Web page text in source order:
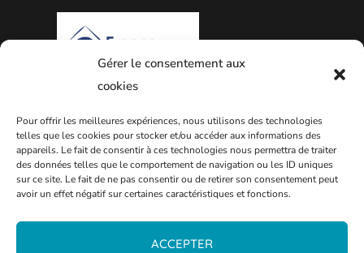
Gérer le consentement aux
cookies
Pour offrir les meilleures expériences, nous utilisons des technologies
telles que les cookies pour stocker et/ou accéder aux informations des
appareils. Le fait de consentir à ces technologies nous permettra de traiter
des données telles que le comportement de navigation ou les ID uniques
sur ce site. Le fait de ne pas consentir ou de retirer son consentement peut
avoir un effet négatif sur certaines caractéristiques et fonctions.
ACCEPTER